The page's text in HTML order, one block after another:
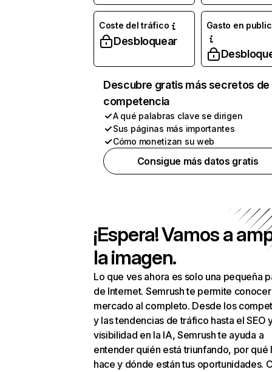
Coste del tráfico
Desbloquear
Gasto en
Descubre gratis más secretos de
competencia
A qué palabras clave se dirigen
Sus páginas más importantes
Cómo monetizan su web
Consigue más datos gratis
¡Espera! Vamos a
la imagen.
Lo que ves ahora es solo una pequeña
de Internet. Semrush te permite
mercado al completo. Desde los
y las tendencias de tráfico hasta el SEO
visibilidad en la IA, Semrush te ayuda a
entender quién está triunfando, por qué
hace y dónde están tus oportunidades.